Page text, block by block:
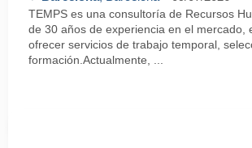
TEMPS es una consultoría de Recursos
de 30 años de experiencia en el mercado,
ofrecer servicios de trabajo temporal,
formación.Actualmente, ...